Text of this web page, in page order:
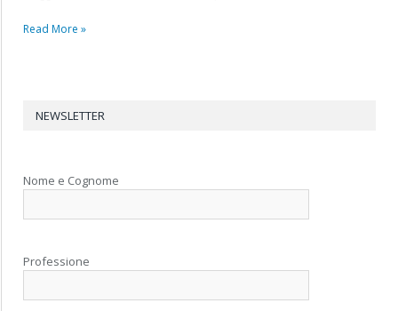
Read More »
NEWSLETTER
Nome e Cognome
Professione